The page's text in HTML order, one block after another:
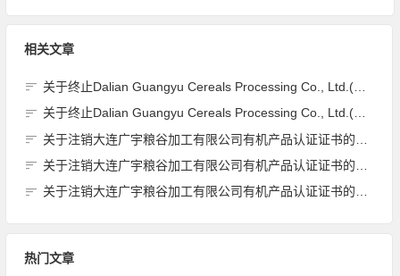
相关文章
关于终止Dalian Guangyu Cereals Processing Co., Ltd.(大连广宇粮谷加工有限公司)JAS有机产品认证证书的公告
关于终止Dalian Guangyu Cereals Processing Co., Ltd.(大连广宇粮谷加工有限公司)JAS有机产品认证证书的公告
关于注销大连广宇粮谷加工有限公司有机产品认证证书的公告
关于注销大连广宇粮谷加工有限公司有机产品认证证书的公告
关于注销大连广宇粮谷加工有限公司有机产品认证证书的公告
热门文章